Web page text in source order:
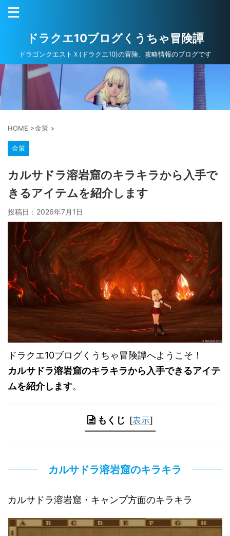
ドラクエ10ブログくうちゃ冒険譚
ドラゴンクエストＸ(ドラクエ10)の冒険、攻略情報のブログです
HOME >金策 >
金策
カルサドラ溶岩窟のキラキラから入手で
きるアイテムを紹介します
投稿日： 2026年7月1日
ドラクエ10ブログくうちゃ冒険譚へようこそ！
カルサドラ溶岩窟のキラキラから入手できるアイテ
ムを紹介します。
もくじ [表示]
カルサドラ溶岩窟のキラキラ
カルサドラ溶岩窟・キャンプ方面のキラキラ